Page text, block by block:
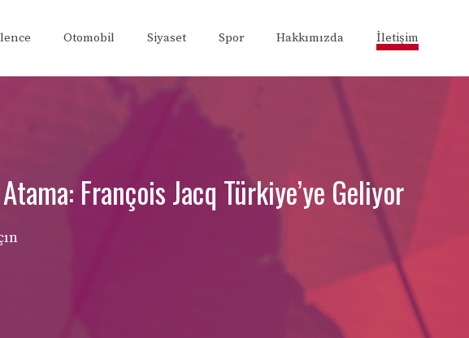
Otomobil Siyaset Spor Hakkımızda İletişim
François Jacq Türkiye’ye Geliyor